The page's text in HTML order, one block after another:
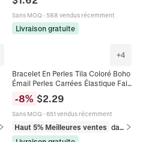
Femmes Style D'été Simple
Sans MOQ · 588 vendus récemment
Livraison gratuite
+4
Bracelet En Perles Tila Coloré Boho
Émail Perles Carrées Élastique Fait
Pour Femmes Rétro
-8% $2.29
Sans MOQ · 651 vendus récemment
Haut 5% Meilleures ventes